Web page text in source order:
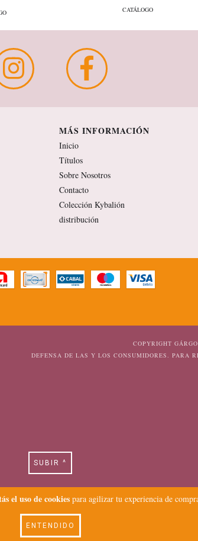
el uso de cookiespara agilizar tu experiencia de
ENTENDIDO
CATÁLOGO
MÁS INFORMACIÓN
Inicio
Títulos
Sobre Nosotros
Contacto
Colección Kybalión
distribución
COPYRIGHT
DEFENSA DE LAS Y LOS CONSUMIDORES. PARA
SUBIR ^